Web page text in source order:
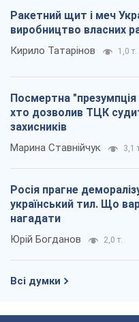
Ракетний щит і меч
виробництво власних
Кирило Татарінов 1,0 т.
Посмертна "презумпція
хто дозволив ТЦК
захисників
Марина Ставнійчук 3,1
Росія прагне
український тил. Що
нагадати
Юрій Богданов 2,0 т.
Всі думки